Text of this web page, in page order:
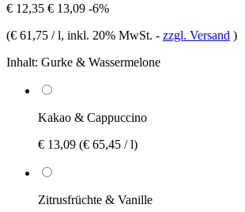
€ 12,35 € 13,09 -6%
(€ 61,75 / l, inkl. 20% MwSt. - zzgl. Versand )
Inhalt: Gurke & Wassermelone
Kakao & Cappuccino
€ 13,09 (€ 65,45 / l)
Zitrusfrüchte & Vanille